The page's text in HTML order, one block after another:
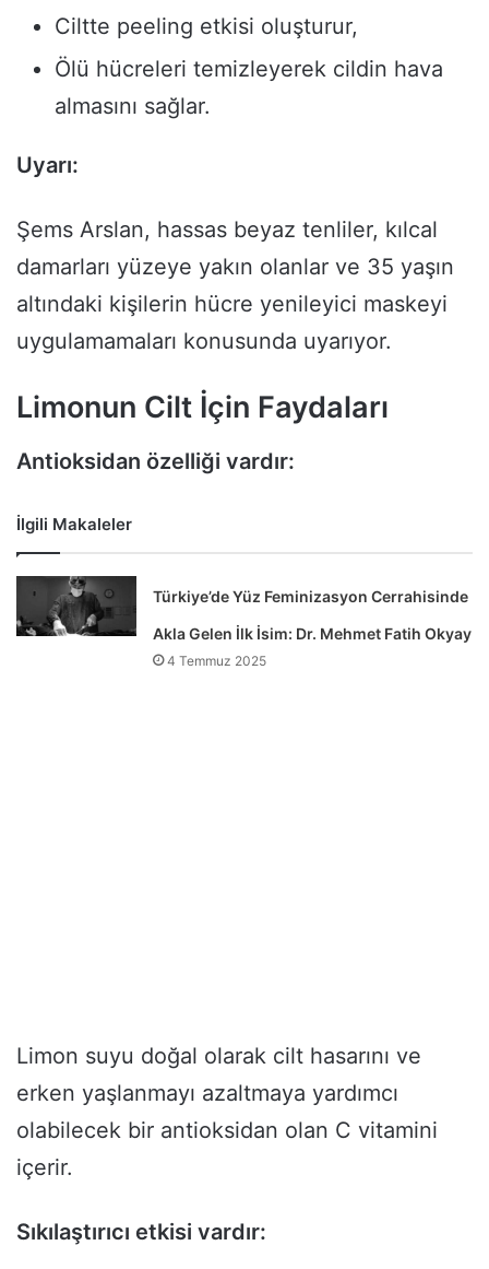
Ciltte peeling etkisi oluşturur,
Ölü hücreleri temizleyerek cildin hava
almasını sağlar.
Uyarı:
Şems Arslan, hassas beyaz tenliler, kılcal
damarları yüzeye yakın olanlar ve 35 yaşın
altındaki kişilerin hücre yenileyici maskeyi
uygulamamaları konusunda uyarıyor.
Limonun Cilt İçin Faydaları
Antioksidan özelliği vardır:
İlgili Makaleler
Türkiye’de Yüz Feminizasyon Cerrahisinde
Akla Gelen İlk İsim: Dr. Mehmet Fatih Okyay
4 Temmuz 2025
Limon suyu doğal olarak cilt hasarını ve
erken yaşlanmayı azaltmaya yardımcı
olabilecek bir antioksidan olan C vitamini
içerir.
Sıkılaştırıcı etkisi vardır: